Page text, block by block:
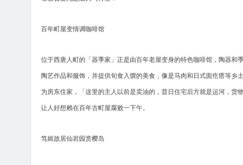
百年町屋变情调咖啡馆
位于西唐人町的「器季家」正是由百年老屋变身的特色咖啡馆，陶器和
陶艺作品和服饰，并提供旬食入馔的美食，像是马肉和日式面疙瘩等
为房东住家，「这里的主人以前是卖油的，昔日住宅后方就是运河，货
让人好想赖在百年古町屋腐败一下午。
笃姬故居仙岩园赏樱岛